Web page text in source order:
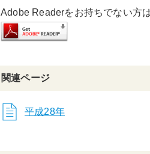
Adobe Readerをお持ちでない方は
関連ページ
平成28年